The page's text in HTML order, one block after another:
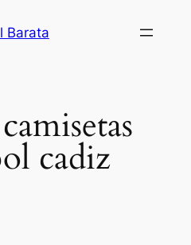
Barata
camisetas
cadiz